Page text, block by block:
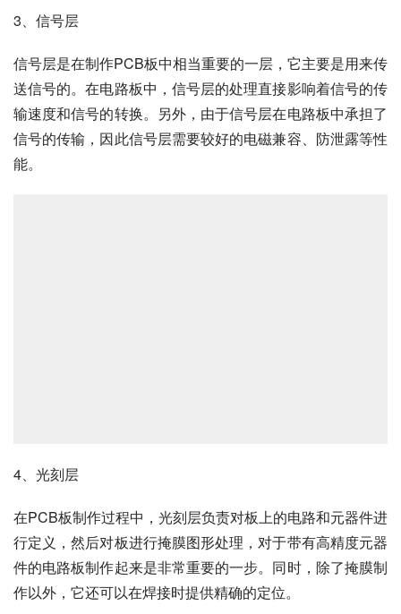
3、信号层
信号层是在制作PCB板中相当重要的一层，它主要是用来传
送信号的。在电路板中，信号层的处理直接影响着信号的传
输速度和信号的转换。另外，由于信号层在电路板中承担了
信号的传输，因此信号层需要较好的电磁兼容、防泄露等性
能。
4、光刻层
在PCB板制作过程中，光刻层负责对板上的电路和元器件进
行定义，然后对板进行掩膜图形处理，对于带有高精度元器
件的电路板制作起来是非常重要的一步。同时，除了掩膜制
作以外，它还可以在焊接时提供精确的定位。